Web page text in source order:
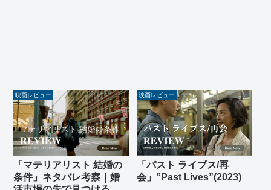
映画レビュー
「マテリアリスト 結婚の
条件」ネタバレ考察｜婚
映画レビュー
「パスト ライブス/再
会」”Past Lives”(2023)